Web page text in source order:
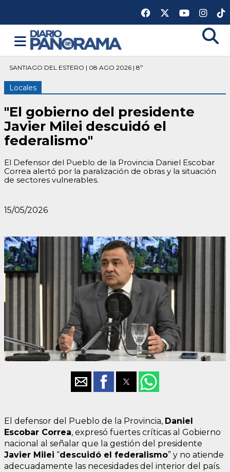
SANTIAGO DEL ESTERO | 08 AGO 2026 | 8º
Locales
"El gobierno del presidente
Javier Milei descuidó el
federalismo"
El Defensor del Pueblo de la Provincia Daniel Escobar
Correa alertó por la paralización de obras y la situación
de sectores vulnerables.
15/05/2026
El defensor del Pueblo de la Provincia, Daniel
Escobar Correa, expresó fuertes críticas al Gobierno
nacional al señalar que la gestión del presidente
Javier Milei “descuidó el federalismo” y no atiende
adecuadamente las necesidades del interior del país.